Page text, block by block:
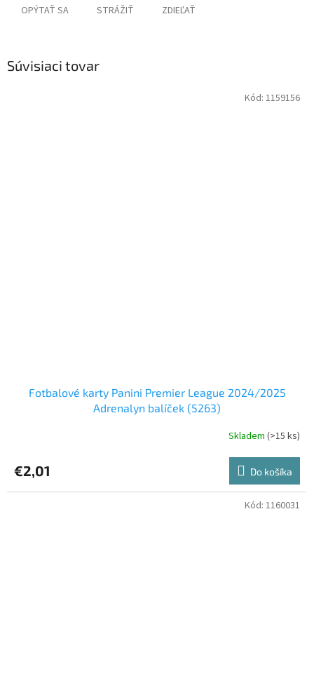
OPÝTAŤ SA STRÁŽIŤ ZDIEĽAŤ
Súvisiaci tovar
Fotbalové karty Panini Premier League 2024/2025
Adrenalyn balíček (5263)
Skladem (>15 ks)
€2,01 Do košíka
Kód: 1159156
Kód: 1160031